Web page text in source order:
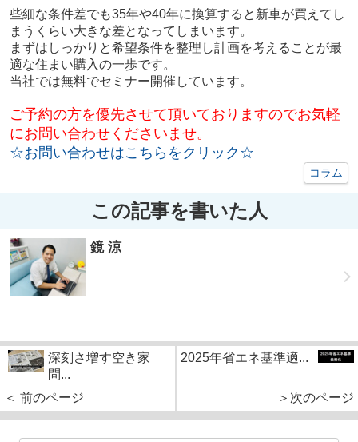
些細な条件差でも35年や40年に換算すると新車が買えてし
まうくらい大きな差となってしまいます。
まずはしっかりと希望条件を整理し計画を考えることが最
適な住まい購入の一歩です。
当社では無料でセミナー開催しています。
ご予約の方を優先させて頂いておりますのでお気軽
にお問い合わせくださいませ。
☆お問い合わせはこちらをクリック☆
コラム
この記事を書いた人
鏡 涼
深刻さ増す空き家
問...
＜ 前のページ
2025年省エネ基準適...
＞次のページ